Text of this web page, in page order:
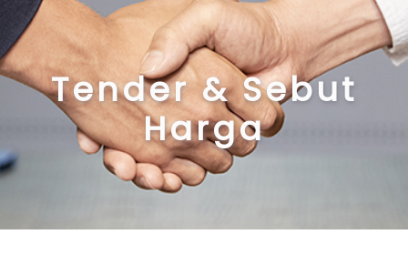
Tender & Sebut
Harga